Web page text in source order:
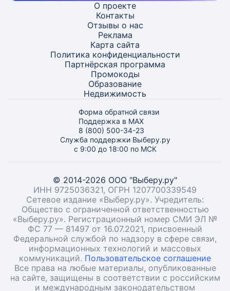
О проекте
Контакты
Отзывы о нас
Реклама
Карта сайта
Политика конфиденциальности
Партнёрская программа
Промокоды
Образование
Недвижимость
Форма обратной связи
Поддержка в MAX
8 (800) 500-34-23
Служба поддержки Выберу.ру
с 9:00 до 18:00 по МСК
© 2014-2026 ООО "Выберу.ру"
ИНН 9725036321, ОГРН 1207700339549
Сетевое издание «Выберу.ру». Учредитель:
Общество с ограниченной ответственностью
«Выберу.ру». Регистрационный номер СМИ ЭЛ №
ФС 77 — 81497 от 16.07.2021, присвоенный
Федеральной службой по надзору в сфере связи,
информационных технологий и массовых
коммуникаций. Пользовательское соглашение
Все права на любые материалы, опубликованные
на сайте, защищены в соответствии с российским
и международным законодательством